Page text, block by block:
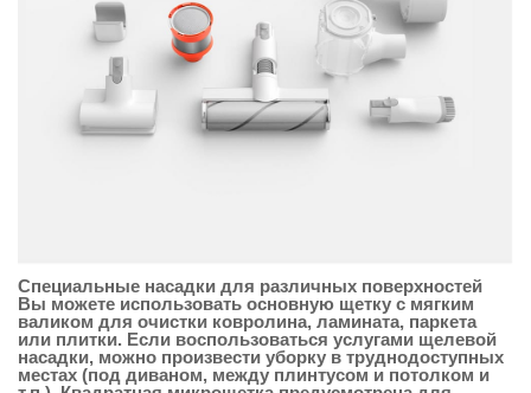
Специальные насадки для различных поверхностей
Вы можете использовать основную щетку с мягким
валиком для очистки ковролина, ламината, паркета
или плитки. Если воспользоваться услугами щелевой
насадки, можно произвести уборку в труднодоступных
местах (под диваном, между плинтусом и потолком и